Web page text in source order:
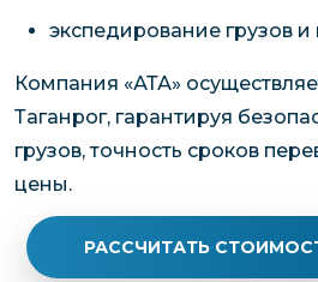
экспедирование грузов
Компания «АТА»
Таганрог, гарантируя
грузов, точность сроков
цены.
РАССЧИТАТЬ